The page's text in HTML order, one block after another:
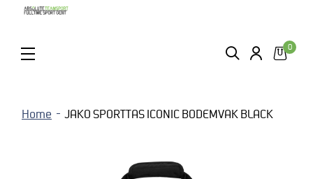
ZOEKEN LOGIN
0
Home JAKO SPORTTAS ICONIC BODEMVAK BLACK